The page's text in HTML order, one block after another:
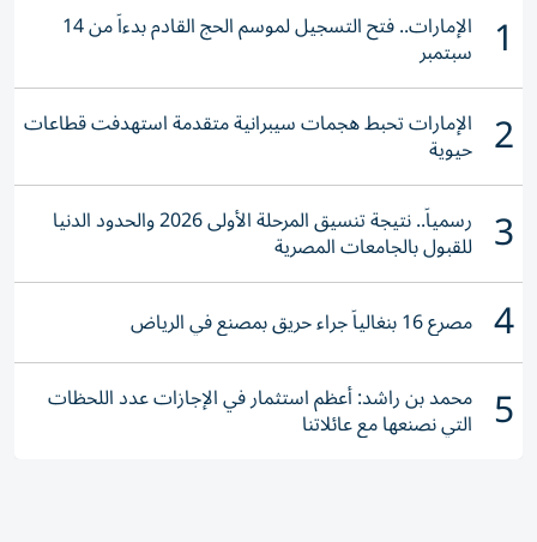
1 الإمارات.. فتح التسجيل لموسم الحج القادم بدءاً من 14
سبتمبر
2 الإمارات تحبط هجمات سيبرانية متقدمة استهدفت قطاعات
حيوية
3 رسمياً.. نتيجة تنسيق المرحلة الأولى 2026 والحدود الدنيا
للقبول بالجامعات المصرية
4 مصرع 16 بنغالياً جراء حريق بمصنع في الرياض
5 محمد بن راشد: أعظم استثمار في الإجازات عدد اللحظات
التي نصنعها مع عائلاتنا